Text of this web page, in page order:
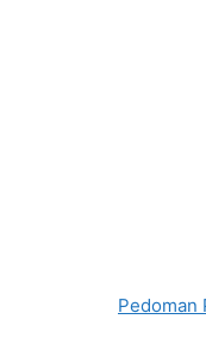
Pedoman